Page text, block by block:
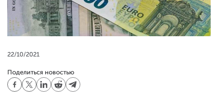
22/10/2021
Поделиться новостью